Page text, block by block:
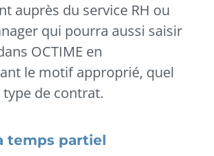
auprès du service RH ou
qui pourra aussi saisir
OCTIME en
le motif approprié, quel
de contrat.
temps partiel